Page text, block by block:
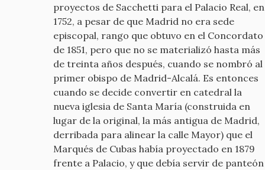
proyectos de Sacchetti para el Palacio Real, en
1752, a pesar de que Madrid no era sede
episcopal, rango que obtuvo en el Concordato
de 1851, pero que no se materializó hasta más
de treinta años después, cuando se nombró al
primer obispo de Madrid-Alcalá. Es entonces
cuando se decide convertir en catedral la
nueva iglesia de Santa María (construida en
lugar de la original, la más antigua de Madrid,
derribada para alinear la calle Mayor) que el
Marqués de Cubas había proyectado en 1879
frente a Palacio, y que debía servir de panteón